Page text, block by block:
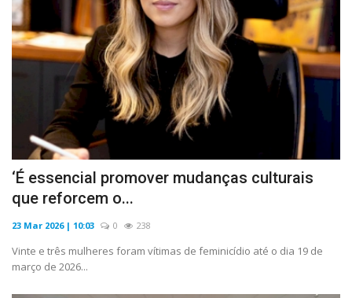
‘É essencial promover mudanças culturais
que reforcem o...
23 Mar 2026 | 10:03 0 238
Vinte e três mulheres foram vítimas de feminicídio até o dia 19 de
março de 2026...